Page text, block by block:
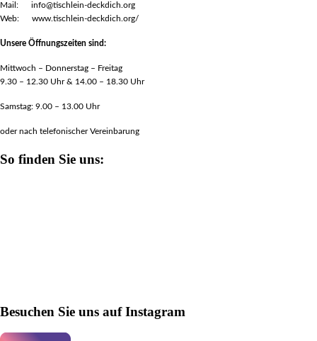
Mail: info@tischlein-deckdich.org
Web: www.tischlein-deckdich.org/
Unsere Öffnungszeiten sind:
Mittwoch – Donnerstag – Freitag
9.30 – 12.30 Uhr & 14.00 – 18.30 Uhr
Samstag: 9.00 – 13.00 Uhr
oder nach telefonischer Vereinbarung
So finden Sie uns:
Besuchen Sie uns auf Instagram